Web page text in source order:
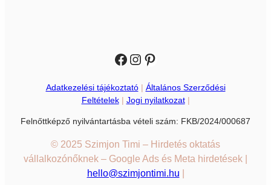
Facebook Instagram Pinterest
Adatkezelési tájékoztató| Általános Szerződési
Feltételek| Jogi nyilatkozat|
Felnőttképző nyilvántartásba vételi szám: FKB/2024/000687
© 2025 Szimjon Timi – Hirdetés oktatás
vállalkozónőknek – Google Ads és Meta hirdetések |
hello@szimjontimi.hu